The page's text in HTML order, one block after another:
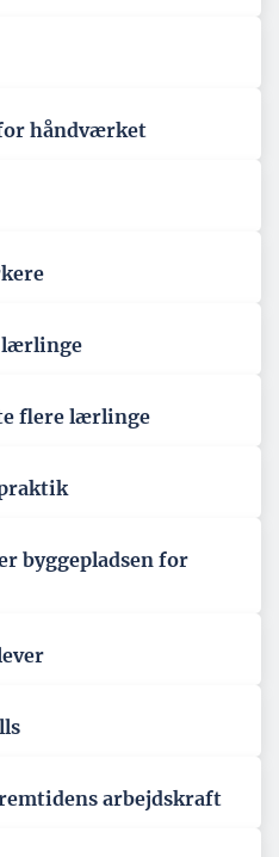
håndværket
lærlinge
flere lærlinge
byggepladsen for
arbejdskraft